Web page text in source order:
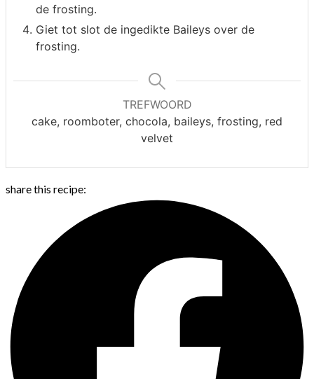
de frosting.
Giet tot slot de ingedikte Baileys over de
frosting.
TREFWOORD
cake, roomboter, chocola, baileys, frosting, red
velvet
share this recipe: